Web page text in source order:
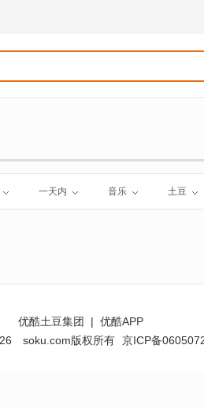
一天内 音乐 土豆
优酷土豆集团 | 优酷APP
soku.com版权所有 京ICP备